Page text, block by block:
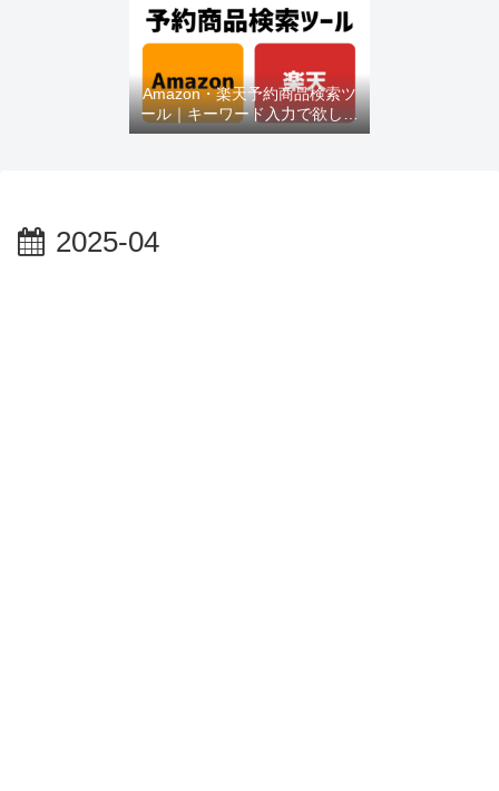
Amazon・楽天予約商品検索ツ
ール｜キーワード入力で欲しい
商品を即チェック
2025-04